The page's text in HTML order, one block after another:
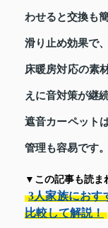
わせると交換も
滑り止め効果で
床暖房対応の素
えに音対策が継
遮音カーペット
管理も容易です。
▼この記事も読ま
3人家族におす
比較して解説！